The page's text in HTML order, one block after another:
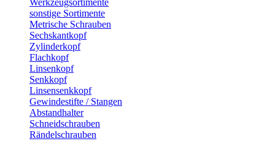
Werkzeugsortimente
sonstige Sortimente
Metrische Schrauben
Sechskantkopf
Zylinderkopf
Flachkopf
Linsenkopf
Senkkopf
Linsensenkkopf
Gewindestifte / Stangen
Abstandhalter
Schneidschrauben
Rändelschrauben